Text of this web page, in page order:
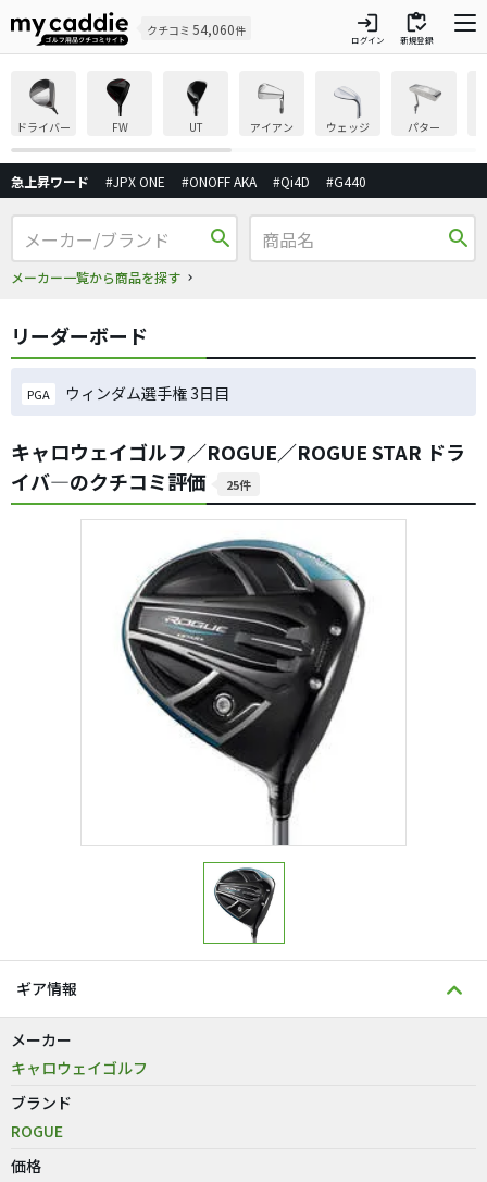
クチコミ 54,060件 login
ログイン
inventory
新規登録
ドライバー FW UT アイアン ウェッジ パター
急上昇ワード #JPX ONE #ONOFF AKA #Qi4D #G440
search
メーカー一覧から商品を探す
search
リーダーボード
PGA ウィンダム選手権 3日目
キャロウェイゴルフ／ROGUE／ROGUE STAR ドラ
イバ―のクチコミ評価
25件
ギア情報
メーカー
キャロウェイゴルフ
ブランド
ROGUE
価格